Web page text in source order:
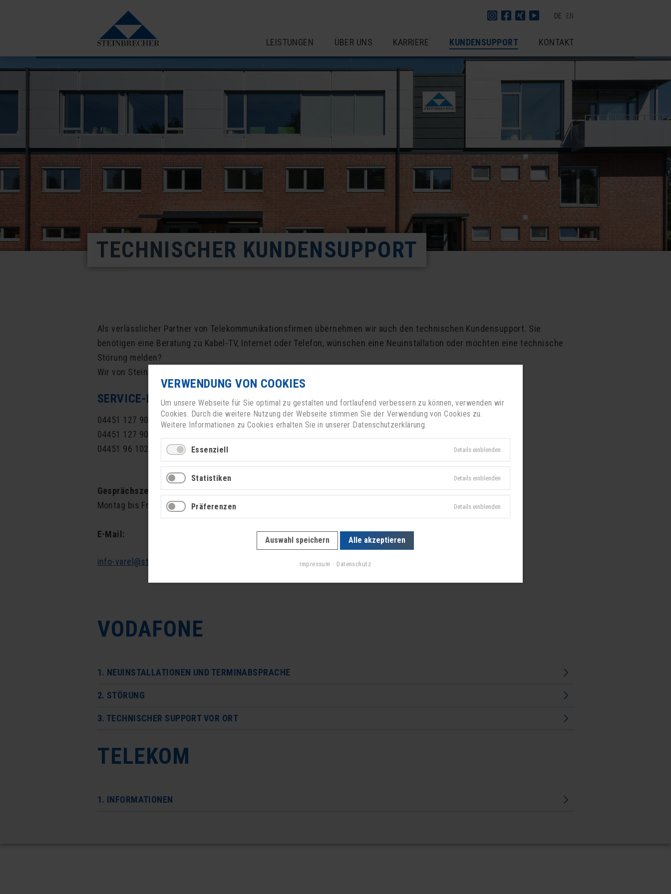
LEISTUNGEN ÜBER UNS KARRIERE KUNDENSUPPORT KONTAKT
DE EN
TECHNISCHER KUNDENSUPPORT
Als verlässlicher Partner von Telekommunikationsfirmen übernehmen wir auch den technischen Kundensupport. Sie
benötigen eine Beratung zu Kabel-TV, Internet oder Telefon, wünschen eine Neuinstallation oder möchten eine technische
Störung melden?
Wir von Steinbrecher kümmern uns darum. Rufen Sie uns einfach an oder schreiben Sie uns eine E-Mail.
SERVICE-HOTLINE:
04451 127 909 - 55 (Neuinstallationen und Termine)
04451 127 909 - 44 (Störung Vodafone)
04451 96 102 - 20 (Störung Telekom)
Gesprächszeiten:
Montag bis Freitag 8:00–17:00 Uhr
E-Mail:
info-varel@steinbrecher-gmbh.de
VODAFONE
1. NEUINSTALLATIONEN UND TERMINABSPRACHE
2. STÖRUNG
3. TECHNISCHER SUPPORT VOR ORT
TELEKOM
1. INFORMATIONEN
VERWENDUNG VON COOKIES
Um unsere Webseite für Sie optimal zu gestalten und fortlaufend verbessern zu können, verwenden wir
Cookies. Durch die weitere Nutzung der Webseite stimmen Sie der Verwendung von Cookies zu.
Weitere Informationen zu Cookies erhalten Sie in unserer Datenschutzerklärung.
Essenziell Details einblenden
Statistiken Details einblenden
Präferenzen Details einblenden
Auswahl speichern Alle akzeptieren
Impressum Datenschutz